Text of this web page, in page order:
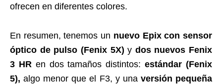
ofrecen en diferentes colores.
En resumen, tenemos un nuevo Epix con sensor
óptico de pulso (Fenix 5X) y dos nuevos Fenix
3 HR en dos tamaños distintos:estándar (Fenix
5), algo menor que el F3, y una versión pequeña